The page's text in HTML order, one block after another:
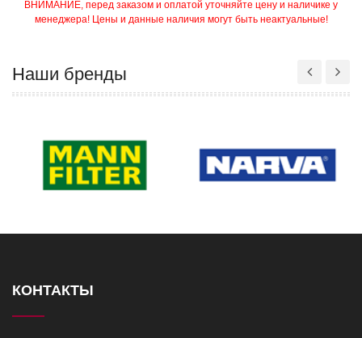
ВНИМАНИЕ, перед заказом и оплатой уточняйте цену и наличике у
менеджера! Цены и данные наличия могут быть неактуальные!
Наши бренды
КОНТАКТЫ